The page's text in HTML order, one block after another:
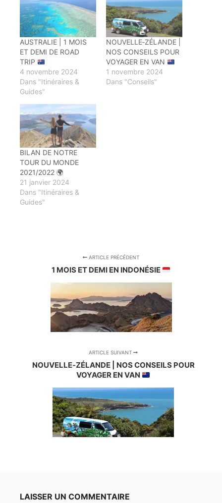
AUSTRALIE | 1 MOIS
ET DEMI DE ROAD
TRIP
4 novembre 2024
Dans "Itinéraires &
Guides"
NOUVELLE‑ZÉLANDE |
NOS CONSEILS POUR
VOYAGER EN VAN
1 novembre 2024
Dans "Conseils"
BILAN DE NOTRE
TOUR DU MONDE
2021/2022 🌍
21 janvier 2024
Dans "Itinéraires &
Guides"
ARTICLE PRÉCÉDENT
1 MOIS ET DEMI EN INDONÉSIE
ARTICLE SUIVANT
NOUVELLE‑ZÉLANDE | NOS CONSEILS POUR
VOYAGER EN VAN
LAISSER UN COMMENTAIRE